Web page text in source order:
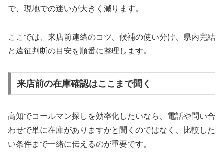
で、現地での迷いが大きく減ります。
ここでは、来店前連絡のコツ、候補の使い分け、県内完結
と遠征判断の目安を順番に整理します。
来店前の在庫確認はここまで聞く
高知でコールマン探しを効率化したいなら、電話や問い合
わせで単に在庫がありますかと聞くのではなく、比較した
い条件まで一緒に伝えるのが重要です。